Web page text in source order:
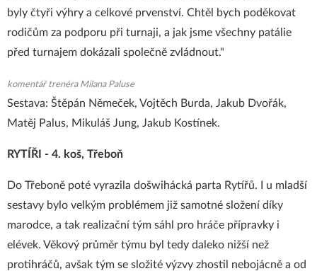
byly čtyři výhry a celkové prvenství. Chtěl bych poděkovat
rodičům za podporu při turnaji, a jak jsme všechny patálie
před turnajem dokázali společně zvládnout."
komentář trenéra Milana Paluse
Sestava: Štěpán Němeček, Vojtěch Burda, Jakub Dvořák,
Matěj Palus, Mikuláš Jung, Jakub Kostínek.
RYTÍŘI - 4. koš, Třeboň
Do Třeboně poté vyrazila došwihácká parta Rytířů. I u mladší
sestavy bylo velkým problémem již samotné složení díky
marodce, a tak realizační tým sáhl pro hráče přípravky i
elévek. Věkový průměr týmu byl tedy daleko nižší než
protihráčů, avšak tým se složité výzvy zhostil nebojácně a od